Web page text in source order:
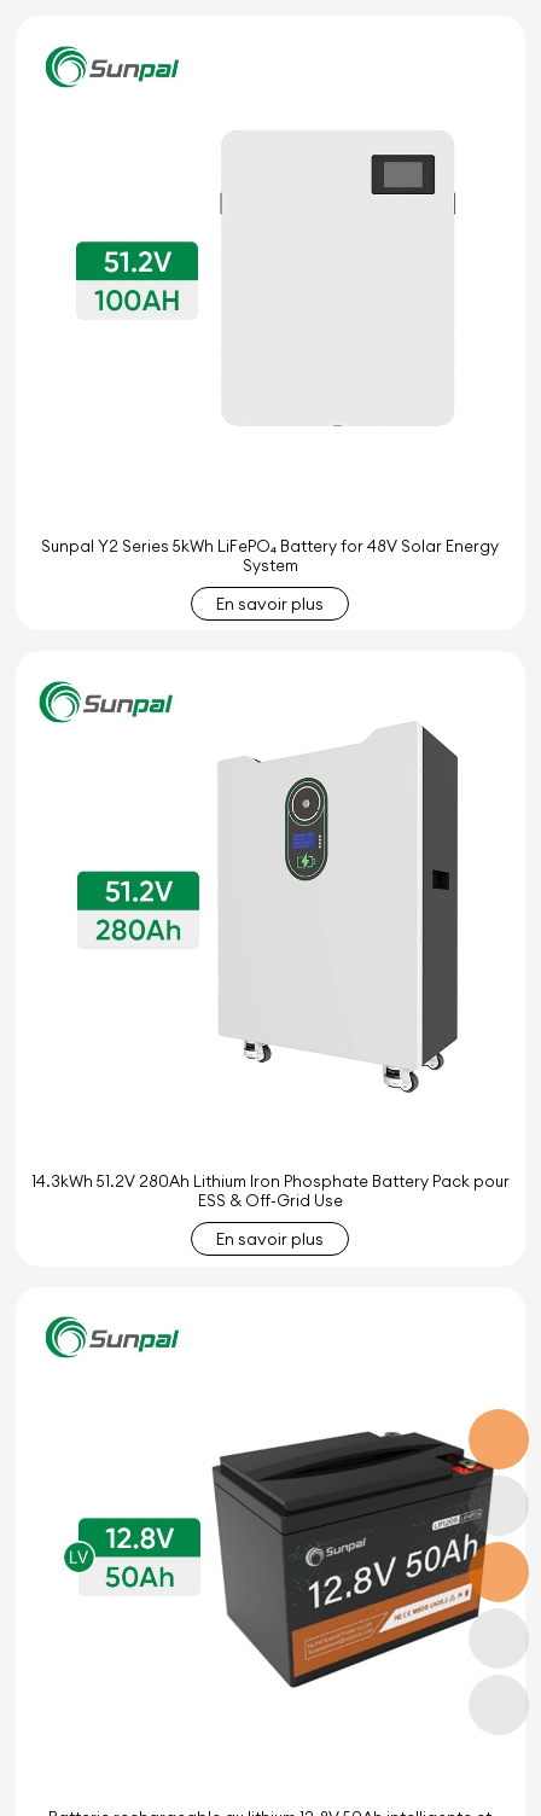
Sunpal Y2 Series 5kWh LiFePO₄ Battery for 48V Solar Energy
System
En savoir plus
14.3kWh 51.2V 280Ah Lithium Iron Phosphate Battery Pack pour
ESS & Off-Grid Use
En savoir plus